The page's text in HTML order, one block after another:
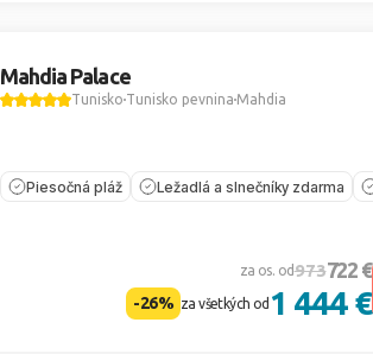
Mahdia Palace
TuniskoTunisko pevninaMahdia
Piesočná pláž Ležadlá a slnečníky zdarma
za os. od973722 €
-26% za všetkých od 1 444 €